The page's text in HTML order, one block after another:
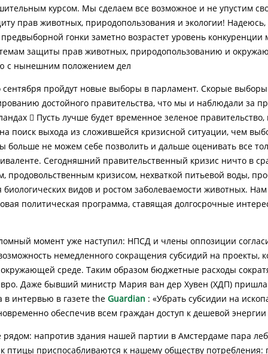
курсом. Мы сделаем все возможное и не упустим
прав животных, природопользования и экологии!
гонки заметно возрастет уровень конкуренции
защиты прав животных, природопользованию и
с нынешним положением дел!
сентября пройдут новые выборы в парламент. Скорые выборы
достойного правительства, что мы и наблюдали за
 Пусть лучше будет временное зеленое правительство,
поиск выхода из сложившейся кризисной ситуации, чем
больше не можем себе позволить и дальше оценивать все
Сегодняшний правительственный кризис ничто в
продовольственным кризисом, нехваткой питьевой воды,
биологических видов и ростом заболеваемости животных.
политическая программа, ставящая долгосрочные
момент уже наступил: НПСД и члены оппозиции
немедленного сокращения субсидий на проекты,
среде. Таким образом бюджетные расходы
Даже бывший министр Мария ван дер Хувен (ХДП) пришла
в интервью в газете the Guardian : «Убрать субсидии на
обеспечив всем граждан доступ к дешевой энергии».
рядом: напротив здания нашей партии в Амстердаме пара
птицы приспосабливаются к нашему обществу потребления: